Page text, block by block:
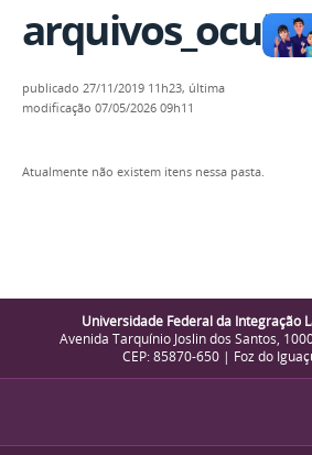
arquivos_oculta
publicado 27/11/2019 11h23, última
modificação 07/05/2026 09h11
Atualmente não existem itens nessa pasta.
Universidade Federal da Integração
Avenida Tarquínio Joslin dos Santos,
CEP: 85870-650 | Foz do